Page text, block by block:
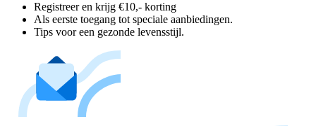
Registreer en krijg €10,- korting
Als eerste toegang tot speciale aanbiedingen.
Tips voor een gezonde levensstijl.